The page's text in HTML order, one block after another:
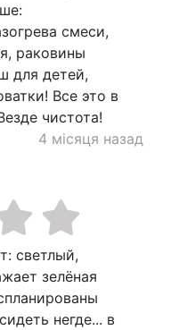
смеси,
раковины
для детей,
Все это в
чистота!
4 місяця назад
светлый,
зелёная
негде... в